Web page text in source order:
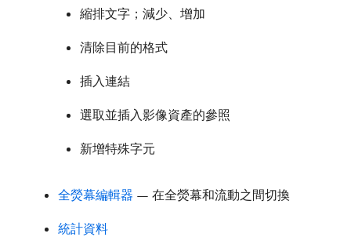
縮排文字；減少、增加
清除目前的格式
插入連結
選取並插入影像資產的參照
新增特殊字元
全熒幕編輯器 — 在全熒幕和流動之間切換
統計資料